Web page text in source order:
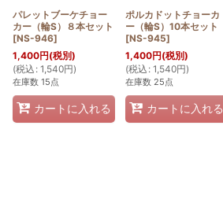
絞り込む
パレットブーケチョー
カー（輪S）８本セット
[NS-946]
1,400円(税別)
(税込 : 1,540円)
在庫数 15点
カートに入れる
ポルカドットチョーカ
ー（輪S）10本セット
[NS-945]
1,400円(税別)
(税込 : 1,540円)
在庫数 25点
カートに入れる